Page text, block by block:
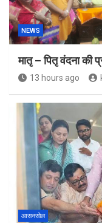
NEWS
मातृ – पितृ वंदना की
13 hours ago
आसनसोल